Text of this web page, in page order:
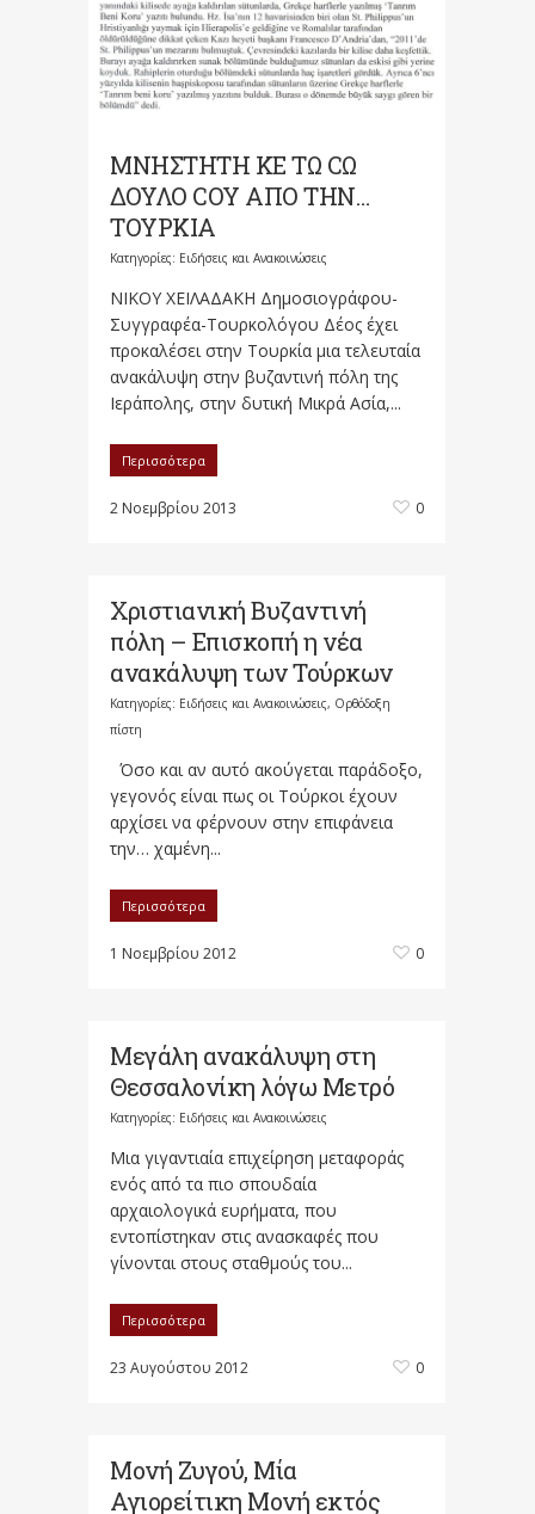
ΜΝΗΣΤΗΤΗ ΚΕ ΤΩ CΩ
ΔΟΥΛΟ CΟΥ ΑΠΟ ΤΗΝ…
ΤΟΥΡΚΙΑ
Κατηγορίες: Ειδήσεις και Ανακοινώσεις
ΝΙΚΟΥ ΧΕΙΛΑΔΑΚΗ Δημοσιογράφου-
Συγγραφέα-Τουρκολόγου Δέος έχει
προκαλέσει στην Τουρκία μια τελευταία
ανακάλυψη στην βυζαντινή πόλη της
Ιεράπολης, στην δυτική Μικρά Ασία,...
Περισσότερα
2 Νοεμβρίου 2013 0
Χριστιανι​κή Βυζαντινή
πόλη – Επισκοπή η νέα
ανακάλυψη των Τούρκων
Κατηγορίες: Ειδήσεις και Ανακοινώσεις, Ορθόδοξη
πίστη
Όσο και αν αυτό ακούγεται παράδοξο,
γεγονός είναι πως οι Τούρκοι έχουν
αρχίσει να φέρνουν στην επιφάνεια
την… χαμένη...
Περισσότερα
1 Νοεμβρίου 2012 0
Μεγάλη ανακάλυψη στη
Θεσσαλονίκ​η λόγω Μετρό
Κατηγορίες: Ειδήσεις και Ανακοινώσεις
Μια γιγαντιαία επιχείρηση μεταφοράς
ενός από τα πιο σπουδαία
αρχαιολογικά ευρήματα, που
εντοπίστηκαν στις ανασκαφές που
γίνονται στους σταθμούς του...
Περισσότερα
23 Αυγούστου 2012 0
Μονή Ζυγού, Μία
Αγιορείτικη Μονή εκτός